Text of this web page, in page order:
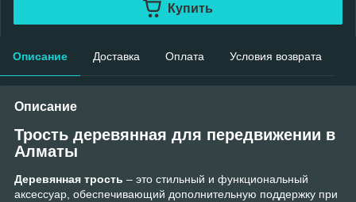
Купить
Описание Доставка Оплата Условия возврата
Описание
Трость деревянная для передвижении в
Алматы
Деревянная трость – это стильный и функциональный
аксессуар, обеспечивающий дополнительную поддержку при